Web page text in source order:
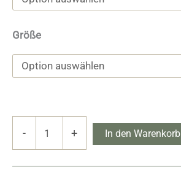
Größe
- + In den Warenkorb